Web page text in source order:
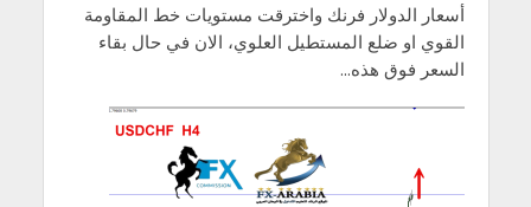
أسعار الدولار فرنك واخترقت مستويات خط المقاومة
القوي او ضلع المستطيل العلوي، الان في حال بقاء
السعر فوق هذه...